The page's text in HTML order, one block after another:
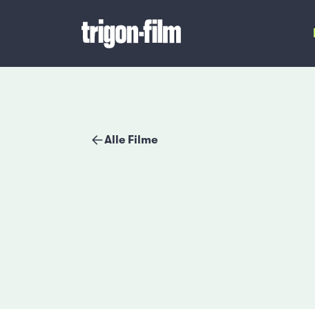
Alle Filme